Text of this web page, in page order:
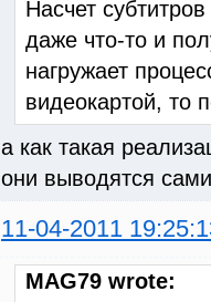
Насчет
даже что-то и
нагружает
видеокартой, то
а как такая
они выводятся
11-04-2011
MAG79 wrote: